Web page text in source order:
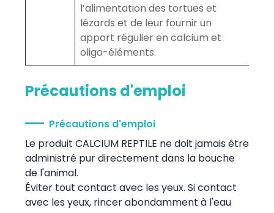
l’alimentation des tortues et
lézards et de leur fournir un
apport régulier en calcium et
oligo-éléments.
Précautions d'emploi
Précautions d'emploi
Le produit CALCIUM REPTILE ne doit jamais être
administré pur directement dans la bouche
de l'animal.
Éviter tout contact avec les yeux. Si contact
avec les yeux, rincer abondamment à l'eau